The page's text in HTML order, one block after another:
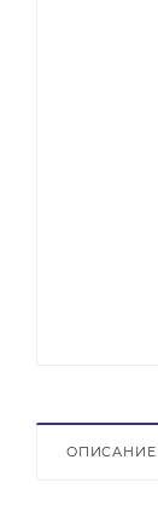
ОПИСАНИЕ